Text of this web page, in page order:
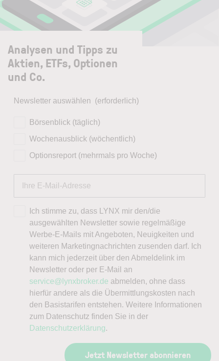
Analysen und Tipps zu
Aktien, ETFs, Optionen
und Co.
Newsletter auswählen (erforderlich)
Börsenblick (täglich)
Wochenausblick (wöchentlich)
Optionsreport (mehrmals pro Woche)
Ich stimme zu, dass LYNX mir den/die
ausgewählten Newsletter sowie regelmäßige
Werbe-E-Mails mit Angeboten, Neuigkeiten und
weiteren Marketingnachrichten zusenden darf. Ich
kann mich jederzeit über den Abmeldelink im
Newsletter oder per E-Mail an
service@lynxbroker.de abmelden, ohne dass
hierfür andere als die Übermittlungskosten nach
den Basistarifen entstehen. Weitere Informationen
zum Datenschutz finden Sie in der
Datenschutzerklärung.
Jetzt Newsletter abonnieren